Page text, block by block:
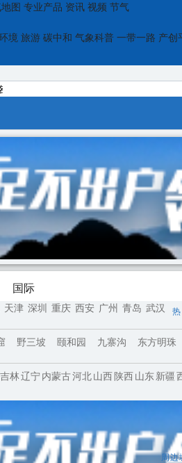
图 专业产品 资讯 视频 节气
境 旅游 碳中和 气象科普 一带一路 产创
国际
天津 深圳 重庆 西安 广州 青岛 武汉
野三坡 颐和园 九寨沟 东方明珠
吉林辽宁 内蒙古河北 山西 陕西 山东 新疆
周边
三河张家口 沧州 天津唐山保定 廊坊